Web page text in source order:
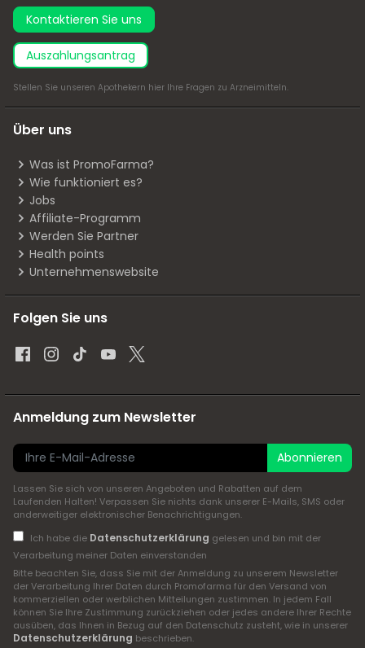
Kontaktieren Sie uns
Auszahlungsantrag
Stellen Sie unseren Apothekern hier Ihre Fragen zu Arzneimitteln.
Über uns
Was ist PromoFarma?
Wie funktioniert es?
Jobs
Affiliate-Programm
Werden Sie Partner
Health points
Unternehmenswebsite
Folgen Sie uns
Anmeldung zum Newsletter
Abonnieren
Lassen Sie sich von unseren Angeboten und Rabatten auf dem
Laufenden Halten! Verpassen Sie nichts dank unserer E-Mails, SMS oder
anderweitiger elektronischer Benachrichtigungen.
Ich habe die Datenschutzerklärung gelesen und bin mit der
Verarbeitung meiner Daten einverstanden
Bitte beachten Sie, dass Sie mit der Anmeldung zu unserem Newsletter
der Verarbeitung Ihrer Daten durch Promofarma für den Versand von
kommerziellen oder werblichen Mitteilungen zustimmen. In jedem Fall
können Sie Ihre Zustimmung zurückziehen oder jedes andere Ihrer Rechte
ausüben, das Ihnen in Bezug auf den Datenschutz zusteht, wie in unserer
Datenschutzerklärung beschrieben.